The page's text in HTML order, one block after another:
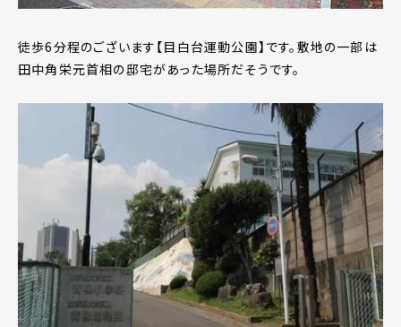
徒歩6分程のございます【目白台運動公園】です。敷地の一部は
田中角栄元首相の邸宅があった場所だそうです。